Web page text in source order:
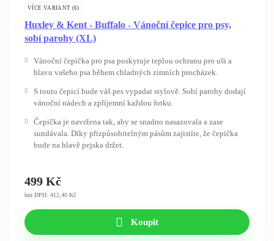
VÍCE VARIANT (6)
Huxley & Kent - Buffalo - Vánoční čepice pro psy,
sobí parohy (XL)
Vánoční čepička pro psa poskytuje teplou ochranu pro uši a
hlavu vašeho psa během chladných zimních procházek.
S touto čepicí bude váš pes vypadat stylově. Sobí parohy dodají
vánoční nádech a zpříjemní každou fotku.
Čepička je navržena tak, aby se snadno nasazovala a zase
sundávala. Díky přizpůsobitelným pásům zajistíte, že čepička
bude na hlavě pejska držet.
499 Kč
bez DPH: 412,40 Kč
Koupit